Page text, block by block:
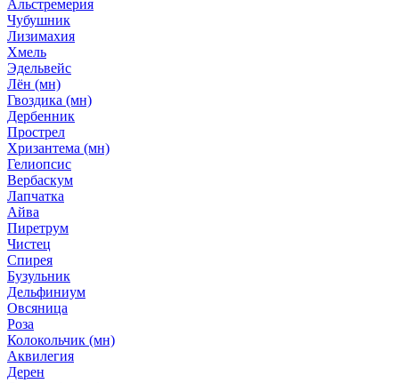
Альстремерия
Чубушник
Лизимахия
Хмель
Эдельвейс
Лён (мн)
Гвоздика (мн)
Дербенник
Прострел
Хризантема (мн)
Гелиопсис
Вербаскум
Лапчатка
Айва
Пиретрум
Чистец
Спирея
Бузульник
Дельфиниум
Овсяница
Роза
Колокольчик (мн)
Аквилегия
Дерен